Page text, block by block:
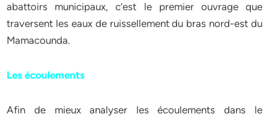
abattoirs municipaux, c’est le premier ouvrage que
traversent les eaux de ruissellement du bras nord-est du
Mamacounda.
Les écoulements
Afin de mieux analyser les écoulements dans le